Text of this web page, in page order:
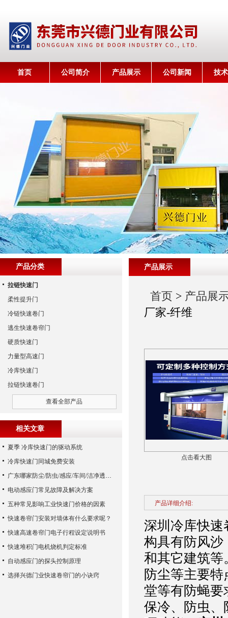
首页 公司简介 产品展示 公司新闻 技
产品展示
首页 > 产品展
厂家-纤维
点击看大图
产品详细介绍:
深圳冷库快速
构具有防风沙
和其它建筑等
防尘等主要
堂等有防蝇要
保冷、防虫、
产品分类
拉链快速门
柔性提升门
冷链快速卷门
逃生快速卷帘门
硬质快速门
力量型高速门
冷库快速门
拉链快速卷门
查看全部产品
相关文章
夏季 冷库快速门的驱动系统
冷库快速门同城免费安装
广东哪家防尘/防虫/感应/车间/洁净透明快速门优质生产加工厂家质量好？东莞市兴德门业为您推荐
电动感应门常见故障及解决方案
五种常见影响工业快速门价格的因素
快速卷帘门安装对墙体有什么要求呢？
快速高速卷帘门电子行程设定说明书
快速堆积门电机烧机判定标准
自动感应门的探头控制原理
选择兴德门业快速卷帘门的小诀窍